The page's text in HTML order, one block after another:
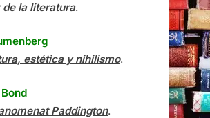
de la literatura.
estética y nihilismo.
Paddington.